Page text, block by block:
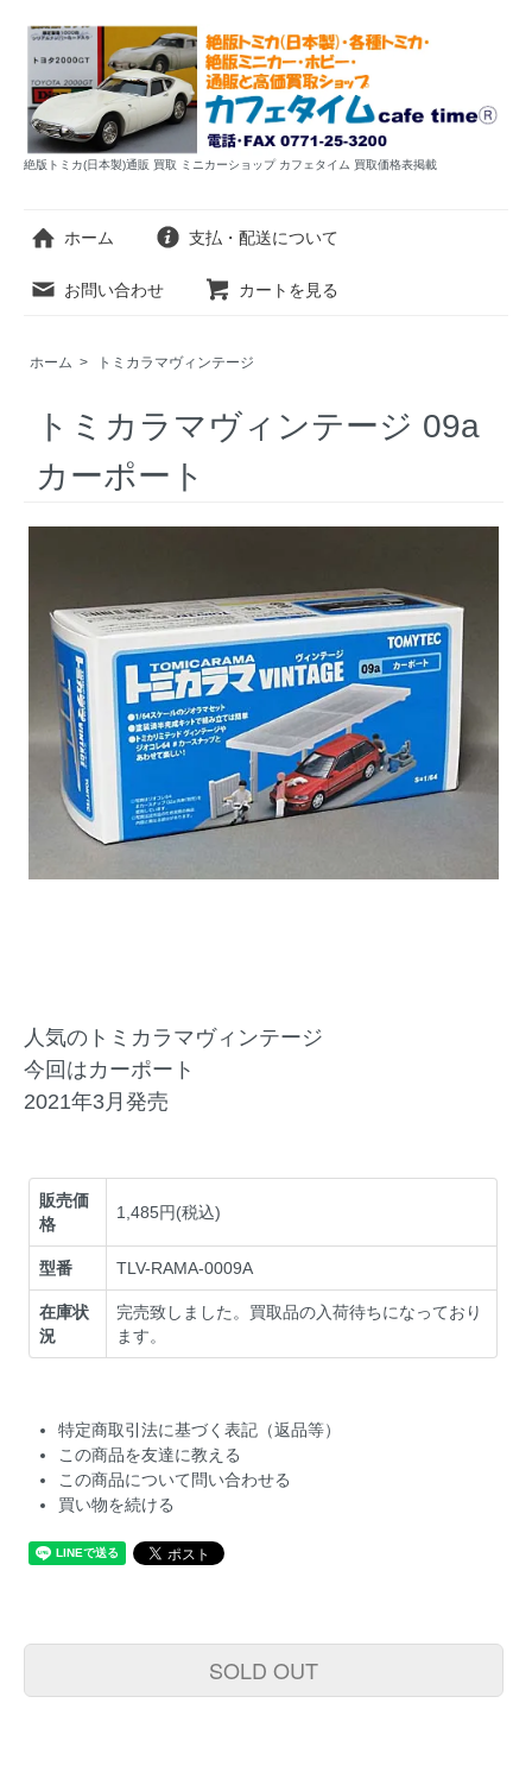
絶版トミカ(日本製)通販 買取 ミニカーショップ カフェタイム 買取価格表掲載
ホーム 支払・配送について
お問い合わせ カートを見る
ホーム > トミカラマヴィンテージ
トミカラマヴィンテージ 09a
カーポート
人気のトミカラマヴィンテージ
今回はカーポート
2021年3月発売
販売価
格
1,485円(税込)
型番 TLV-RAMA-0009A
在庫状
況
完売致しました。買取品の入荷待ちになっており
ます。
特定商取引法に基づく表記（返品等）
この商品を友達に教える
この商品について問い合わせる
買い物を続ける
SOLD OUT